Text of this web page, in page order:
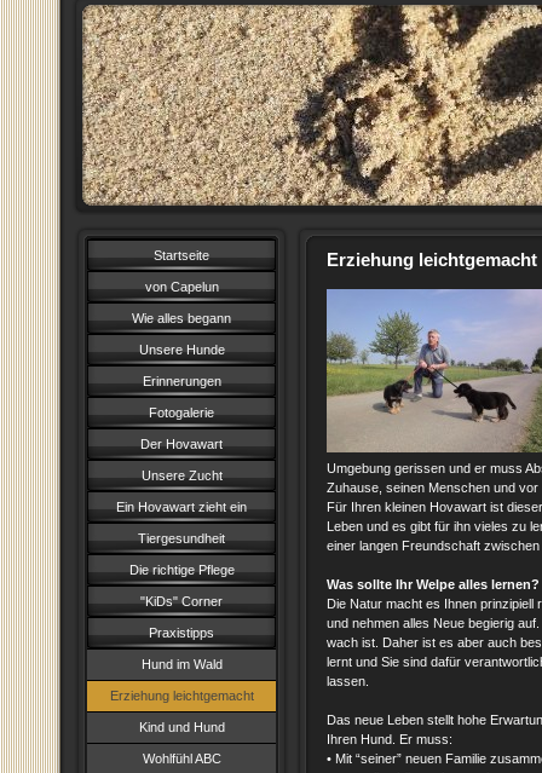
Startseite
von Capelun
Wie alles begann
Unsere Hunde
Erinnerungen
Fotogalerie
Der Hovawart
Unsere Zucht
Ein Hovawart zieht ein
Tiergesundheit
Die richtige Pflege
"KiDs" Corner
Praxistipps
Hund im Wald
Erziehung leichtgemacht
Kind und Hund
Wohlfühl ABC
Erziehung leichtgemacht
Umgebung gerissen und er muss
Zuhause, seinen Menschen und
Für Ihren kleinen Hovawart ist
Leben und es gibt für ihn vieles zu
einer langen Freundschaft
Was sollte Ihr Welpe alles lernen?
Die Natur macht es Ihnen prinzipiell
und nehmen alles Neue begierig
wach ist. Daher ist es aber auch
lernt und Sie sind dafür
lassen.
Das neue Leben stellt hohe
Ihren Hund. Er muss:
• Mit “seiner” neuen Familie